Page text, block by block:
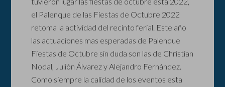
el Palenque de las Fiestas de Octubre 2022
retoma la actividad del recinto ferial. Este año
las actuaciones mas esperadas de Palenque
Fiestas de Octubre sin duda son las de Christian
Nodal, Julión Álvarez y Alejandro Fernández.
Como siempre la calidad de los eventos esta